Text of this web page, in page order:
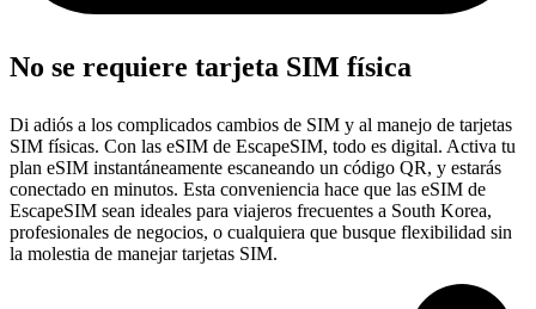
No se requiere tarjeta SIM física
Di adiós a los complicados cambios de SIM y al manejo de tarjetas
SIM físicas. Con las eSIM de EscapeSIM, todo es digital. Activa tu
plan eSIM instantáneamente escaneando un código QR, y estarás
conectado en minutos. Esta conveniencia hace que las eSIM de
EscapeSIM sean ideales para viajeros frecuentes a South Korea,
profesionales de negocios, o cualquiera que busque flexibilidad sin
la molestia de manejar tarjetas SIM.